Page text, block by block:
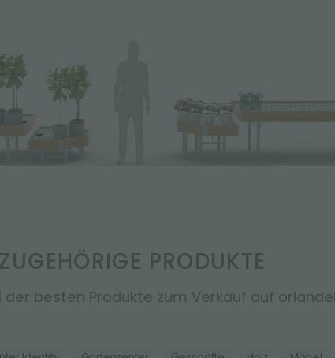
ZUGEHÖRIGE PRODUKTE
der besten Produkte zum Verkauf auf